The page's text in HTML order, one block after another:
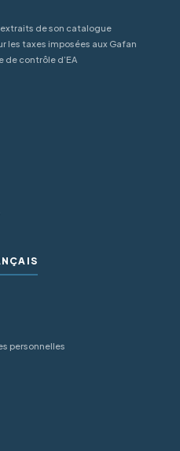
extraits de son catalogue
les taxes imposées aux Gafan
de contrôle d’EA
personnelles